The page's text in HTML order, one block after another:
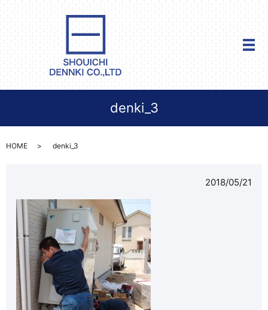
メ
denki_3
HOME denki_3
2018/05/21